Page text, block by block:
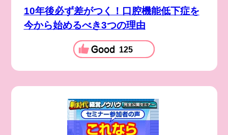
10年後必ず差がつく！口腔機能低下症を
今から始めるべき3つの理由
125